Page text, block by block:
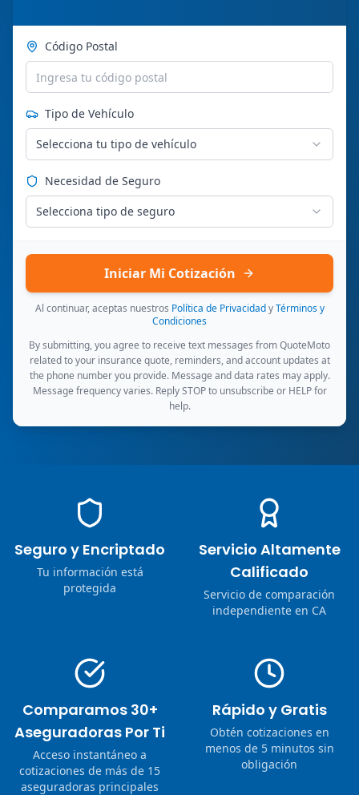
Código Postal
Tipo de Vehículo
Selecciona tu tipo de vehículo
Necesidad de Seguro
Selecciona tipo de seguro
Iniciar Mi Cotización
Al continuar, aceptas nuestros Política de Privacidad y Términos y
Condiciones
By submitting, you agree to receive text messages from QuoteMoto
related to your insurance quote, reminders, and account updates at
the phone number you provide. Message and data rates may apply.
Message frequency varies. Reply STOP to unsubscribe or HELP for
help.
Seguro y Encriptado
Tu información está
protegida
Servicio Altamente
Calificado
Servicio de comparación
independiente en CA
Comparamos 30+
Aseguradoras Por Ti
Acceso instantáneo a
cotizaciones de más de 15
aseguradoras principales
Rápido y Gratis
Obtén cotizaciones en
menos de 5 minutos sin
obligación